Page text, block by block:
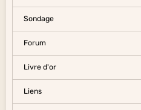
Sondage
Forum
Livre d'or
Liens